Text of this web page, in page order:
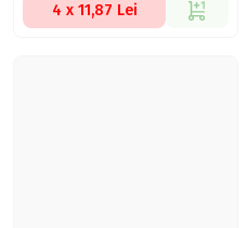
4 x 11,87 Lei